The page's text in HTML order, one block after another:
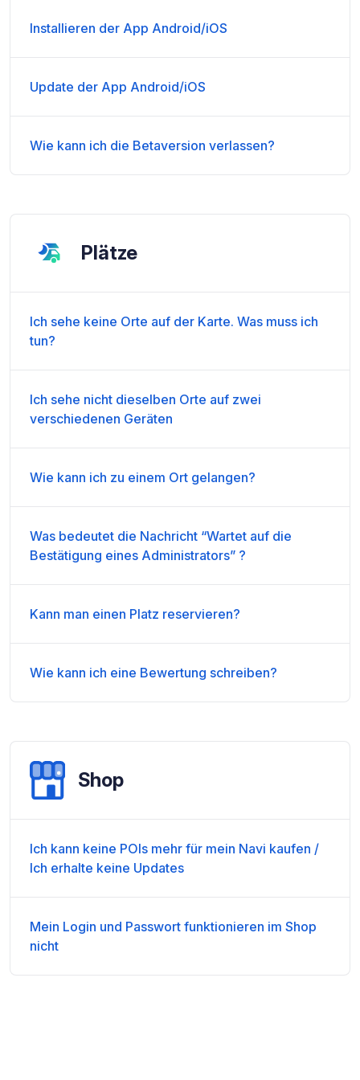
Installieren der App Android/iOS
Update der App Android/iOS
Wie kann ich die Betaversion verlassen?
Plätze
Ich sehe keine Orte auf der Karte. Was muss ich
tun?
Ich sehe nicht dieselben Orte auf zwei
verschiedenen Geräten
Wie kann ich zu einem Ort gelangen?
Was bedeutet die Nachricht “Wartet auf die
Bestätigung eines Administrators” ?
Kann man einen Platz reservieren?
Wie kann ich eine Bewertung schreiben?
Shop
Ich kann keine POIs mehr für mein Navi kaufen /
Ich erhalte keine Updates
Mein Login und Passwort funktionieren im Shop
nicht